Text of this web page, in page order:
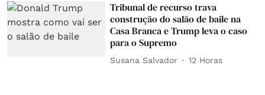
Tribunal de recurso trava
construção do salão de baile na
Casa Branca e Trump leva o caso
para o Supremo
Susana Salvador 12 Horas